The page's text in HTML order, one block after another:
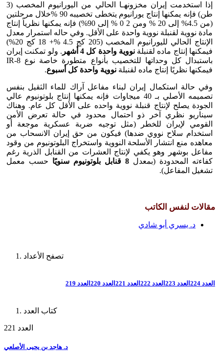
إذا استخدمت إيران مخزونهـا الحالي من اليورانيوم المخصب (3
طن) فإنه يمكنها إنتاج يورانيوم يتخطى تخصيبه 90 %خلال مرحلتين
(من 4.5% إلى 20 % ومن 2 0 % إلى 90%) فإنه يمكنها نظرياً إنتاج
مادة نووية لقنبلة نووية واحدة على الأقل. وفي حاله استمرار معدل
الإنتاج الحالي لليورانيوم المخصب (205 كج 4.5 %+ 18 كج 20%)
فيمكنها إنتاج ماده لقنبلة نووية واحدة كل 4 أشهر
. ولو تمكنت إيران
باستبدال كل وحداتها للتخصيب بأنواع متطورة خاصة نوع IR-8
فيمكنها نظريًا إنتاج ماده لقنبلة نووية واحدة كل أسبوع.
وفي حالة استكمال إيران لبناء مفاعل آراك للماء الثقيل بنفس
تصميمه الأصلي بـ 40 ميجاوات فإنه يمكنها إنتاج بلوتونيوم عالي
الجودة يصلح لإنتاج قنبلة نووية واحده على الأقل كل عام. وهناك
سيناريو نظري آخر ذو احتمال محدود في حالة تعرض الأمن
القومي لإيران للخطر (مثل توجيه ضربة عسكرية موجعة أو
استخدام سلاح نووي ضدها) فيكون من حق إيران الانسحاب من
معاهده منع انتشار الأسلحة النووية واستخراج البلوتونيوم من وقود
مفاعل بوشهر وهو يكفي لإنتاج العشرات من القنابل الذرية رغم
كفاءته المحدودة (بمعدل 8 قنابل بلوتونيوم سنويًا
حسب معمل
تشغيل المفاعل).
مقالات لنفس الكاتب
د. يسري أبو شادي
تصفح الأعداد
العدد 224 العدد 223 العدد 222 العدد 221 العدد 220 العدد 219
كتاب العدد
العدد 221
د. هاجد بن يحيى الأصلعي